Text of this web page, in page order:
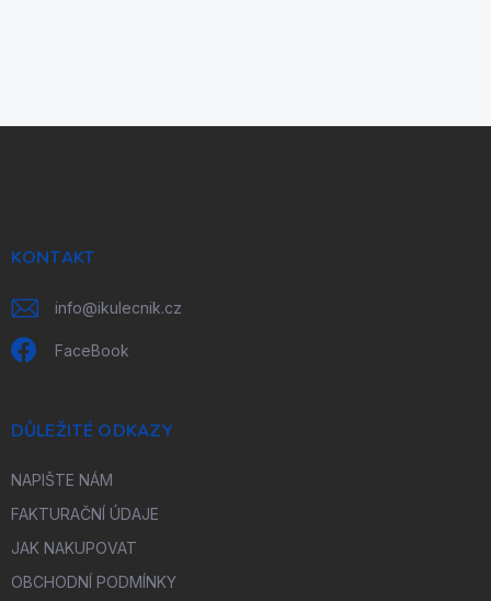
KONTAKT
info@ikulecnik.cz
FaceBook
DŮLEŽITÉ ODKAZY
NAPIŠTE NÁM
FAKTURAČNÍ ÚDAJE
JAK NAKUPOVAT
OBCHODNÍ PODMÍNKY